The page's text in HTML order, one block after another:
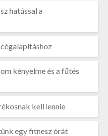
hatással a
kényelme és a fűtés
kell lennie
egy fitnesz órát